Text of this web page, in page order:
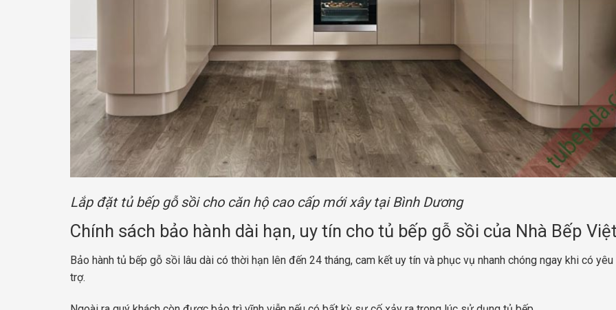
Lắp đặt tủ bếp gỗ sồi cho căn hộ cao cấp mới xây tại Bình Dương
Chính sách bảo hành dài hạn, uy tín cho tủ bếp gỗ sồi của Nhà Bếp
Bảo hành tủ bếp gỗ sồi lâu dài có thời hạn lên đến 24 tháng, cam kết uy tín và phục vụ nhanh chóng ngay khi có yêu
trợ.